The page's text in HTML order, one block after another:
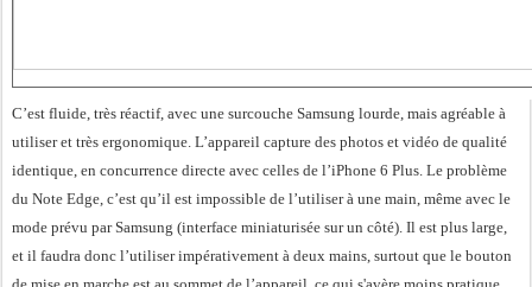
C’est fluide, très réactif, avec une surcouche Samsung lourde, mais agréable à
utiliser et très ergonomique. L’appareil capture des photos et vidéo de qualité
identique, en concurrence directe avec celles de l’iPhone 6 Plus. Le problème
du Note Edge, c’est qu’il est impossible de l’utiliser à une main, même avec le
mode prévu par Samsung (interface miniaturisée sur un côté). Il est plus large,
et il faudra donc l’utiliser impérativement à deux mains, surtout que le bouton